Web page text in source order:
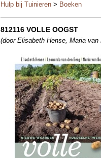
Hulp bij Tuinieren > Boeken
812116 VOLLE OOGST
(door Elisabeth Hense, Maria